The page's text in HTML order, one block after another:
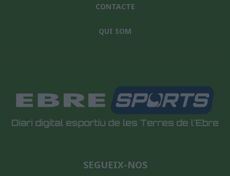
CONTACTE
QUI SOM
SEGUEIX-NOS